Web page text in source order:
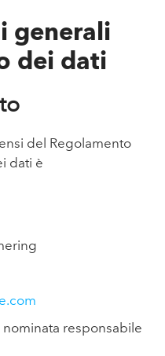
generali
dei dati
del Regolamento
dati è
responsabile